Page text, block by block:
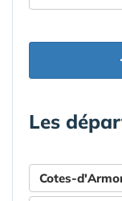
Les
Cotes-